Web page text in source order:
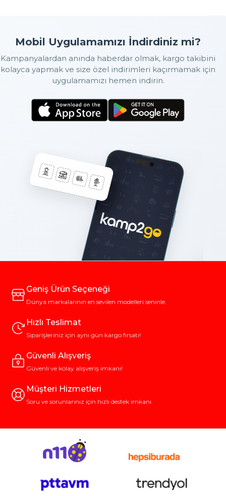
Mobil Uygulamamızı İndirdiniz mi?
Kampanyalardan anında haberdar olmak, kargo takibini
kolayca yapmak ve size özel indirimleri kaçırmamak için
uygulamamızı hemen indirin.
Geniş Ürün Seçeneği
Dünya markalarının en sevilen modelleri seninle.
Hızlı Teslimat
Siparişleriniz için aynı gün kargo fırsatı!
Güvenli Alışveriş
Güvenli ve kolay alışveriş imkanı!
Müşteri Hizmetleri
Soru ve sorunlarınız için hızlı destek imkanı.